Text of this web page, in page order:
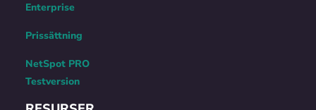
Enterprise
Prissättning
NetSpot PRO
Testversion